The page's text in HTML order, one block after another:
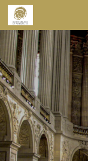
Skip to content